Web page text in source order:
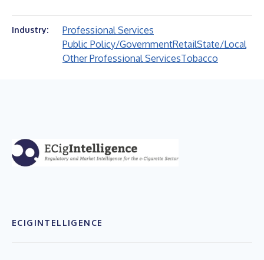
Industry:
Professional Services
Public Policy/GovernmentRetailState/Local
Other Professional ServicesTobacco
ECIGINTELLIGENCE